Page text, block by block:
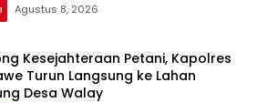
Agustus 8, 2026
Kesejahteraan Petani, Kapolres
Turun Langsung ke Lahan
Desa Walay